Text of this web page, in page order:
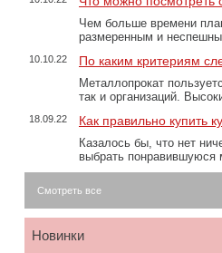
Чем больше времени
размеренным и
10.10.22 По каким критериям
Металлопрокат
так и организаций.
18.09.22 Как правильно купить
Казалось бы, что нет
выбрать
Смотреть все
Новинки